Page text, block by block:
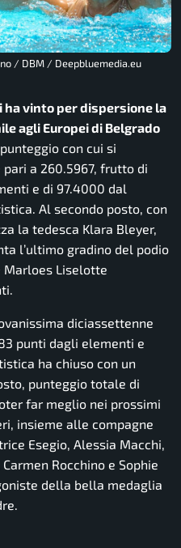
/ DBM / Deepbluemedia.eu
ha vinto per dispersione la
agli Europei di Belgrado
con cui si
pari a 260.5967, frutto di
e di 97.4000 dal
Al secondo posto, con
la tedesca Klara Bleyer,
l’ultimo gradino del podio
Marloes Liselotte
diciassettenne
punti dagli elementi e
ha chiuso con un
punteggio totale di
far meglio nei prossimi
insieme alle compagne
Esegio, Alessia Macchi,
Rocchino e Sophie
della bella medaglia